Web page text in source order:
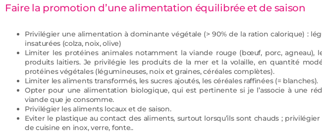
Faire la promotion d’une alimentation équilibrée et de saison
Privilégier une alimentation à dominante végétale (> 90% de la ration calorique) :
insaturées (colza, noix, olive)
Limiter les protéines animales notamment la viande rouge (bœuf, porc, agneau),
produits laitiers. Je privilégie les produits de la mer et la volaille, en quantité
protéines végétales (légumineuses, noix et graines, céréales complètes).
Limiter les aliments transformés, les sucres ajoutés, les céréales raffinées (=
Opter pour une alimentation biologique, qui est pertinente si je l’associe à une
viande que je consomme.
Privilégier les aliments locaux et de saison.
Eviter le plastique au contact des aliments, surtout lorsqu’ils sont chauds ;
de cuisine en inox, verre, fonte..